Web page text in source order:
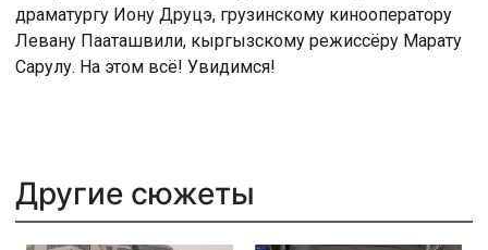
драматургу Иону Друцэ, грузинскому кинооператору
Левану Пааташвили, кыргызскому режиссёру Марату
Сарулу. На этом всё! Увидимся!
Другие сюжеты